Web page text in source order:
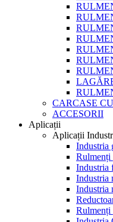
CARCASE
ACCESORII
Aplicații
Aplicații
Industria
Rulmenți
Industria
Industria
Industria
Rulmenți